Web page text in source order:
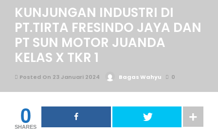
KUNJUNGAN INDUSTRI DI
PT.TIRTA FRESINDO JAYA DAN
PT SUN MOTOR JUANDA
KELAS X TKR 1
Posted On 23 Januari 2024 Bagas Wahyu 0
0
SHARES